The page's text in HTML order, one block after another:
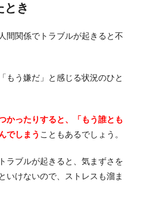
とき
間関係でトラブルが起きると不
もう嫌だ」と感じる状況のひと
かったりすると、「もう誰とも
でしまう こともあるでしょう。
ラブルが起きると、気まずさを
いけないので、ストレスも溜ま